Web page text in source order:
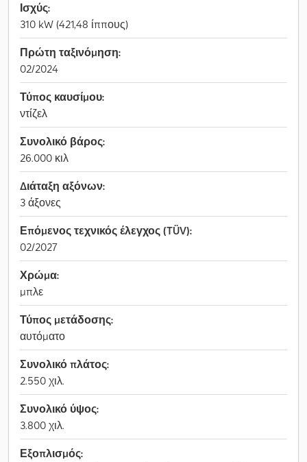
Ισχύς:
310 kW (421,48 ίππους)
Πρώτη ταξινόμηση:
02/2024
Τύπος καυσίμου:
ντίζελ
Συνολικό βάρος:
26.000 κιλ
Διάταξη αξόνων:
3 άξονες
Επόμενος τεχνικός έλεγχος (TÜV):
02/2027
Χρώμα:
μπλε
Τύπος μετάδοσης:
αυτόματο
Συνολικό πλάτος:
2.550 χιλ.
Συνολικό ύψος:
3.800 χιλ.
Εξοπλισμός: